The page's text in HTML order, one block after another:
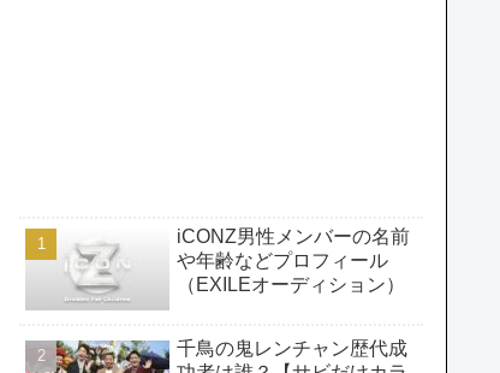
iCONZ男性メンバーの名前
や年齢などプロフィール
（EXILEオーディション）
千鳥の鬼レンチャン歴代成